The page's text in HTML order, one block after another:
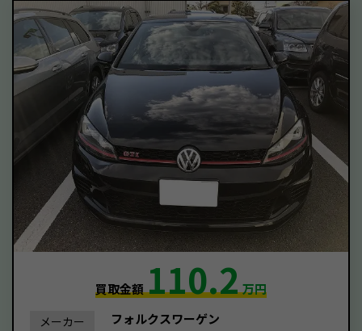
買取金額110.2万円
メーカー フォルクスワーゲン